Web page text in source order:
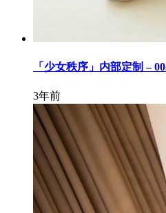
「少女秩序」内部定制 –
3年前